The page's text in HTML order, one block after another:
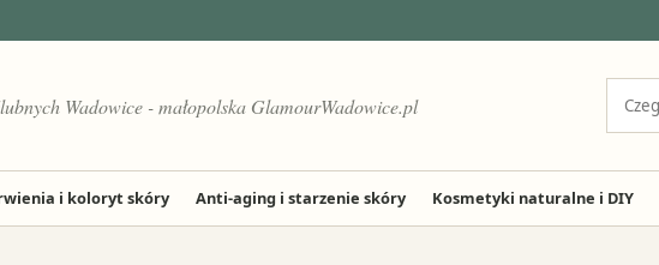
Wadowice - małopolska GlamourWadowice.pl
i koloryt skóry Anti-aging i starzenie skóry Kosmetyki naturalne i DIY